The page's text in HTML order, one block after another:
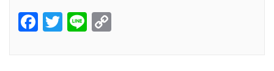
Facebook
Twitter
Line